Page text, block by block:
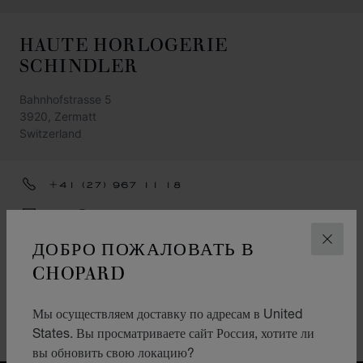
ДОБРО ПОЖАЛОВАТЬ В
CHOPARD
Мы осуществляем доставку по адресам в United
States. Вы просматриваете сайт Россия, хотите ли
вы обновить свою локацию?
HAUTE HORLOGERIE
SCHINDLER
Bahnhofstrasse 5
3920, Zermatt
Switzerland
+41 (27) 967 11 18
INFO@SCHINDLER-ZERMATT.CH
ПОЛУЧИТЕ УКАЗАНИЯ
КАТЕГОРИИ
Ювелирные изделия